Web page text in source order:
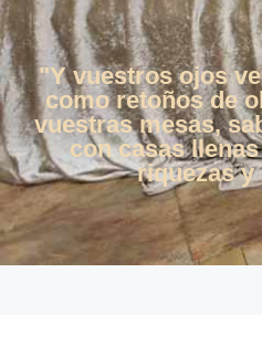
"Y vuestros ojos
como retoños de
vuestras mesas,
con casas
riquezas y